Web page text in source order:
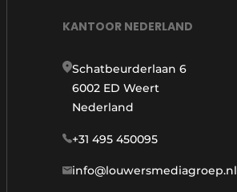
KANTOOR NEDERLAND
Schatbeurderlaan 6
6002 ED Weert
Nederland
+31 495 450095
info@louwersmediagroep.nl